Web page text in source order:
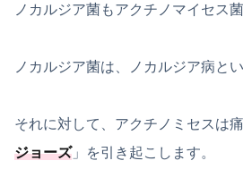
ノカルジア菌もアクチノマイセス
ノカルジア菌は、ノカルジア病と
それに対して、アクチノミセスは
ジョーズ」を引き起こします。